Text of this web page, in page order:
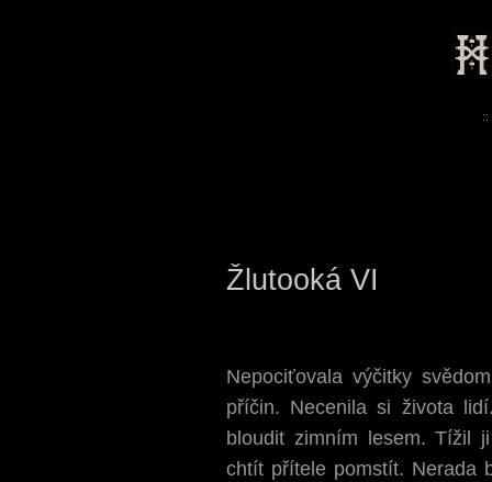
::
Žlutooká VI
Nepociťovala výčitky
příčin. Necenila si života
bloudit zimním lesem. Tížil
chtít přítele pomstít. Nerada